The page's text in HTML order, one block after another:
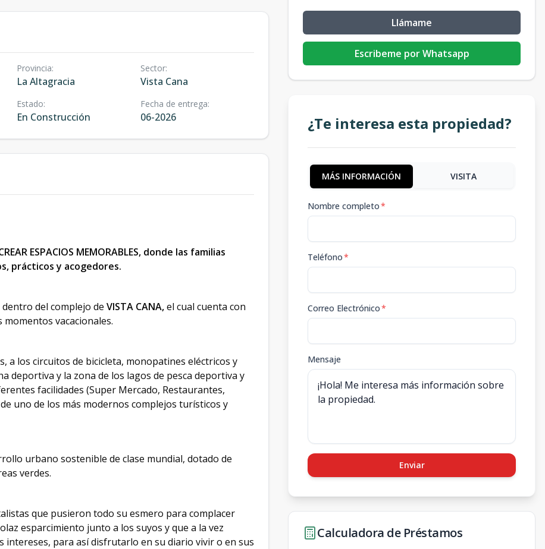
Provincia:
La Altagracia
Sector:
Vista Cana
Estado:
En Construcción
Fecha de entrega:
06-2026
ESPACIOS MEMORABLES, donde las familias
prácticos y acogedores.
del complejo de VISTA CANA,el cual cuenta con
vacacionales.
a los circuitos de bicicleta, monopatines eléctricos y
deportiva y la zona de los lagos de pesca deportiva y
facilidades (Super Mercado, Restaurantes,
uno de los más modernos complejos turísticos y
urbano sostenible de clase mundial, dotado de
verdes.
que pusieron todo su esmero para complacer
esparcimiento junto a los suyos y que a la vez
intereses, para así disfrutarlo en su diario vivir o en sus
Llámame
Escribeme por Whatsapp
¿Te interesa esta propiedad?
MÁS INFORMACIÓN VISITA
Nombre completo*
Teléfono*
Correo Electrónico*
Mensaje
Enviar
Calculadora de Préstamos